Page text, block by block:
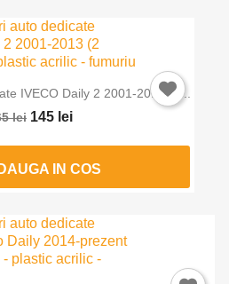
IVECO Daily 2 2001-2013 (2...
lei 145 lei
IN COS